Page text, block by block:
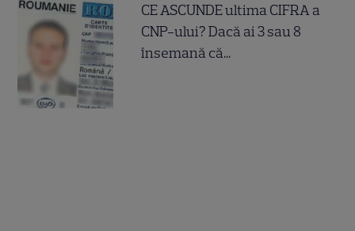
CE ASCUNDE ultima CIFRA a
CNP-ului? Dacă ai 3 sau 8
însemană că...